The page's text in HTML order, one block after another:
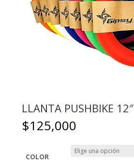
LLANTA PUSHBIKE 12″
$125,000
COLOR